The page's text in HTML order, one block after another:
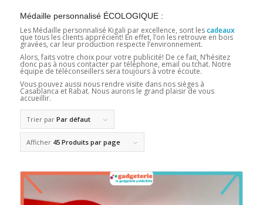
Médaille personnalisé ÉCOLOGIQUE :
Les Médaille personnalisé Kigali par excellence, sont lescadeaux
que tous les clients apprécient! En effet, l’on les retrouve en bois
gravées, car leur production respecte l’environnement.
Alors, faits votre choix pour votre publicité! De ce fait, N’hésitez
donc pas à nous contacter par téléphone, email ou tchat. Notre
équipe de téléconseillers sera toujours à votre écoute.
Vous pouvez aussi nous rendre visite dans nos sièges à
Casablanca et Rabat. Nous aurons le grand plaisir de vous
accueillir.
Trier par Par défaut
Afficher 45 Produits par page